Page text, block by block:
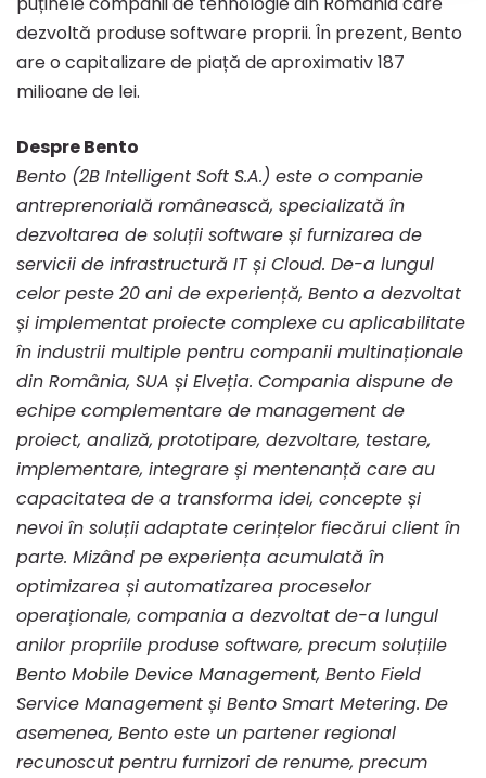
dezvoltă produse software proprii. În prezent, Bento
are o capitalizare de piață de aproximativ 187
milioane de lei.
Despre Bento
Bento (2B Intelligent Soft S.A.) este o companie
antreprenorială românească, specializată în
dezvoltarea de soluții software și furnizarea de
servicii de infrastructură IT și Cloud. De-a lungul
celor peste 20 ani de experiență, Bento a dezvoltat
și implementat proiecte complexe cu aplicabilitate
în industrii multiple pentru companii multinaționale
din România, SUA și Elveția. Compania dispune de
echipe complementare de management de
proiect, analiză, prototipare, dezvoltare, testare,
implementare, integrare și mentenanță care au
capacitatea de a transforma idei, concepte și
nevoi în soluții adaptate cerințelor fiecărui client în
parte. Mizând pe experiența acumulată în
optimizarea și automatizarea proceselor
operaționale, compania a dezvoltat de-a lungul
anilor propriile produse software, precum soluțiile
Bento Mobile Device Management, Bento Field
Service Management și Bento Smart Metering. De
asemenea, Bento este un partener regional
recunoscut pentru furnizori de renume, precum